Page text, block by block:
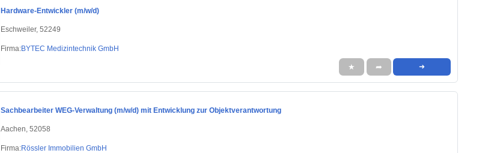
Hardware-Entwickler (m/w/d)
Eschweiler, 52249
Firma:BYTEC Medizintechnik GmbH
★ ➦ ➜
Sachbearbeiter WEG-Verwaltung (m/w/d) mit Entwicklung zur Objektverantwortung
Aachen, 52058
Firma:Rössler Immobilien GmbH